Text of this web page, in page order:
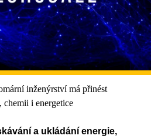
inženýrství má přinést
i energetice
a ukládání energie,